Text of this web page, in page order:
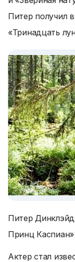
Питер получил
«Тринадцать
Питер
Принц Каспиан»
Актер стал